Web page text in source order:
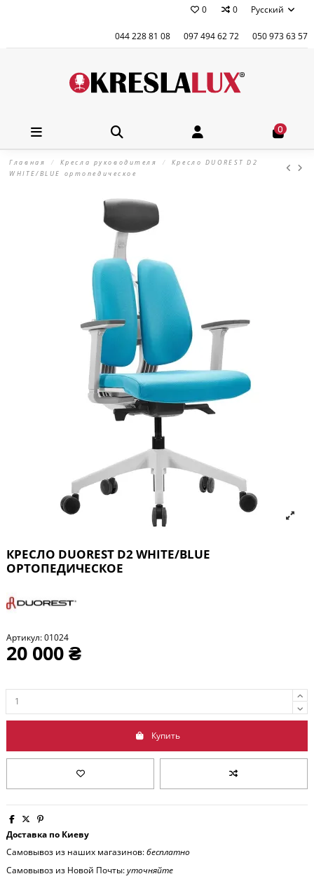
0 0 Русский
044 228 81 08 097 494 62 72 050 973 63 57
0
Главная Кресла руководителя
Кресло DUOREST D2
WHITE/BLUE ортопедическое
КРЕСЛО DUOREST D2 WHITE/BLUE
ОРТОПЕДИЧЕСКОЕ
Артикул:01024
20 000 ₴
Купить
Доставка по Киеву
Самовывоз из наших магазинов:бесплатно
Самовывоз из Новой Почты:уточняйте